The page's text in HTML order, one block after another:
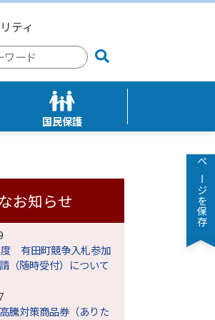
ティ
国民保護
お知らせ
有田町競争入札参加
（随時受付）について
騰対策商品券（ありた
ページを保存